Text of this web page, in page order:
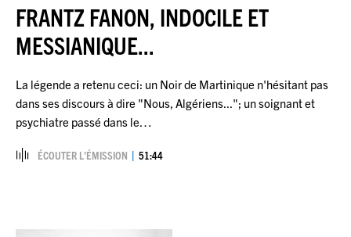
FRANTZ FANON, INDOCILE ET
MESSIANIQUE...
La légende a retenu ceci: un Noir de Martinique n'hésitant pas
dans ses discours à dire "Nous, Algériens..."; un soignant et
psychiatre passé dans le…
ÉCOUTER L’ÉMISSION 51:44